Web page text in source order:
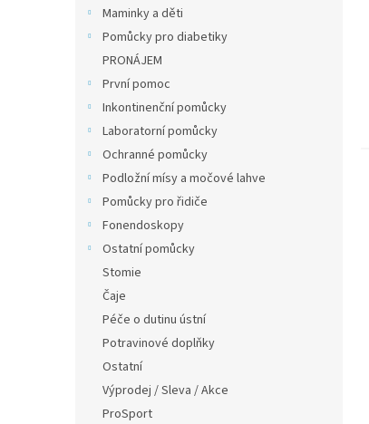
Maminky a děti
Pomůcky pro diabetiky
PRONÁJEM
První pomoc
Inkontinenční pomůcky
Laboratorní pomůcky
Ochranné pomůcky
Podložní mísy a močové lahve
Pomůcky pro řidiče
Fonendoskopy
Ostatní pomůcky
Stomie
Čaje
Péče o dutinu ústní
Potravinové doplňky
Ostatní
Výprodej / Sleva / Akce
ProSport